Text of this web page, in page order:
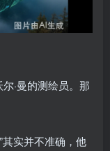
·曼的测绘员。那
实并不准确，他